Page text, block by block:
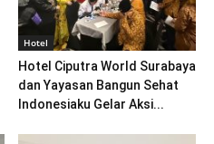
Hotel
Hotel Ciputra World Surabaya
dan Yayasan Bangun Sehat
Indonesiaku Gelar Aksi...